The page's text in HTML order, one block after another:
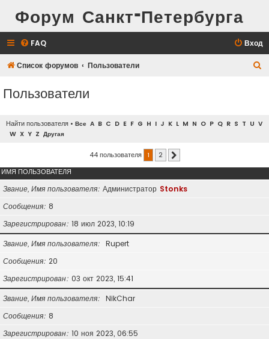
Форум Санкт-Петербурга
FAQ Вход
Список форумов Пользователи
Пользователи
Найти пользователя • Все A B C D E F G H I J K L M N O P Q R S T U V
W X Y Z Другая
44 пользователя 1 2
ИМЯ ПОЛЬЗОВАТЕЛЯ
Звание, Имя пользователя Администратор Stonks
Сообщения 8
Зарегистрирован 18 июл 2023, 10:19
Звание, Имя пользователя
Rupert
Сообщения 20
Зарегистрирован 03 окт 2023, 15:41
Звание, Имя пользователя
NikChar
Сообщения 8
Зарегистрирован 10 ноя 2023, 06:55